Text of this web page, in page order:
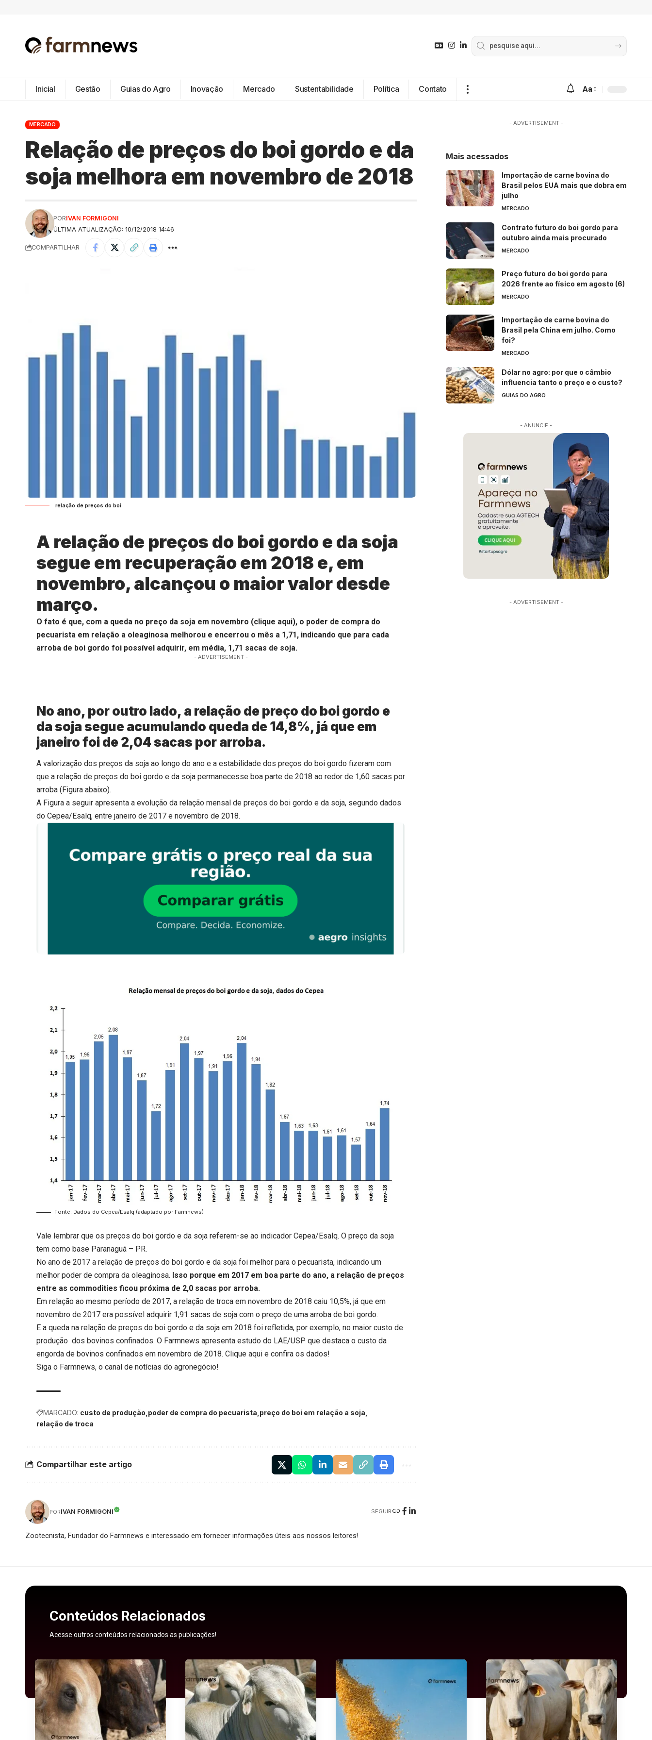
Inicial Gestão Guias do Agro Inovação Mercado Sustentabilidade Política Contato Aa
MERCADO
Relação de preços do boi gordo e da
soja melhora em novembro de 2018
ÚLTIMA ATUALIZAÇÃO: 10/12/2018 14:46
PORIVAN FORMIGONI
COMPARTILHAR
relação de preços do boi
A relação de preços do boi gordo e da soja
segue em recuperação em 2018 e, em
novembro, alcançou o maior valor desde
março.
O fato é que, com a queda no preço da soja em novembro (clique aqui), o poder de compra do
pecuarista em relação a oleaginosa melhorou e encerrou o mês a 1,71, indicando que para cada
arroba de boi gordo foi possível adquirir, em média, 1,71 sacas de soja.
- ADVERTISEMENT -
No ano, por outro lado, a relação de preço do boi gordo e
da soja segue acumulando queda de 14,8%, já que em
janeiro foi de 2,04 sacas por arroba.
A valorização dos preços da soja ao longo do ano e a estabilidade dos preços do boi gordo fizeram com
que a relação de preços do boi gordo e da soja permanecesse boa parte de 2018 ao redor de 1,60 sacas por
arroba (Figura abaixo).
A Figura a seguir apresenta a evolução da relação mensal de preços do boi gordo e da soja, segundo dados
do Cepea/Esalq, entre janeiro de 2017 e novembro de 2018.
Fonte: Dados do Cepea/Esalq (adaptado por Farmnews)
Vale lembrar que os preços do boi gordo e da soja referem-se ao indicador Cepea/Esalq. O preço da soja
tem como base Paranaguá – PR.
No ano de 2017 a relação de preços do boi gordo e da soja foi melhor para o pecuarista, indicando um
melhor poder de compra da oleaginosa. Isso porque em 2017 em boa parte do ano, a relação de preços
entre as commodities ficou próxima de 2,0 sacas por arroba.
Em relação ao mesmo período de 2017, a relação de troca em novembro de 2018 caiu 10,5%, já que em
novembro de 2017 era possível adquirir 1,91 sacas de soja com o preço de uma arroba de boi gordo.
E a queda na relação de preços do boi gordo e da soja em 2018 foi refletida, por exemplo, no maior custo de
produção dos bovinos confinados. O Farmnews apresenta estudo do LAE/USP que destaca o custo da
engorda de bovinos confinados em novembro de 2018.Clique aqui e confira os dados!
Siga o Farmnews, o canal de notícias do agronegócio!
MARCADO: custo de produção poder de compra do pecuarista preço do boi em relação a soja
relação de troca
Compartilhar este artigo
PORIVAN FORMIGONI SEGUIR
Zootecnista, Fundador do Farmnews e interessado em fornecer informações úteis aos nossos leitores!
- ADVERTISEMENT -
Mais acessados
Importação de carne bovina do
Brasil pelos EUA mais que dobra em
julho
MERCADO
Contrato futuro do boi gordo para
outubro ainda mais procurado
MERCADO
Preço futuro do boi gordo para
2026 frente ao físico em agosto (6)
MERCADO
Importação de carne bovina do
Brasil pela China em julho. Como
foi?
MERCADO
Dólar no agro: por que o câmbio
influencia tanto o preço e o custo?
GUIAS DO AGRO
- ANUNCIE -
- ADVERTISEMENT -
Conteúdos Relacionados
Acesse outros conteúdos relacionados as publicações!